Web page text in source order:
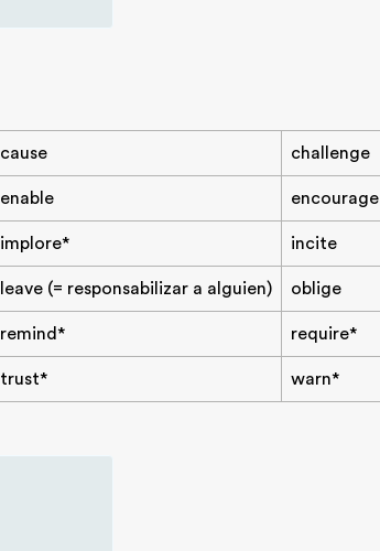
cause challenge
enable encourage
implore* incite
leave (= responsabilizar a alguien) oblige
remind* require*
trust* warn*